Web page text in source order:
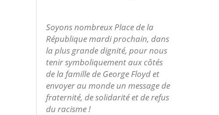
Soyons nombreux Place de la
République mardi prochain, dans
la plus grande dignité, pour nous
tenir symboliquement aux côtés
de la famille de George Floyd et
envoyer au monde un message de
fraternité, de solidarité et de refus
du racisme !